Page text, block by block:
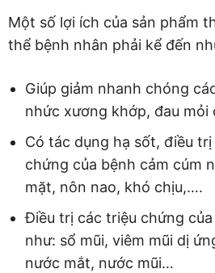
Một số lợi ích của sản phẩm
thể bệnh nhân phải kể đến
Giúp giảm nhanh chóng
nhức xương khớp, đau mỏi
Có tác dụng hạ sốt, điều
chứng của bệnh cảm cúm
mặt, nôn nao, khó chịu,….
Điều trị các triệu chứng
như: sổ mũi, viêm mũi dị
nước mắt, nước mũi…